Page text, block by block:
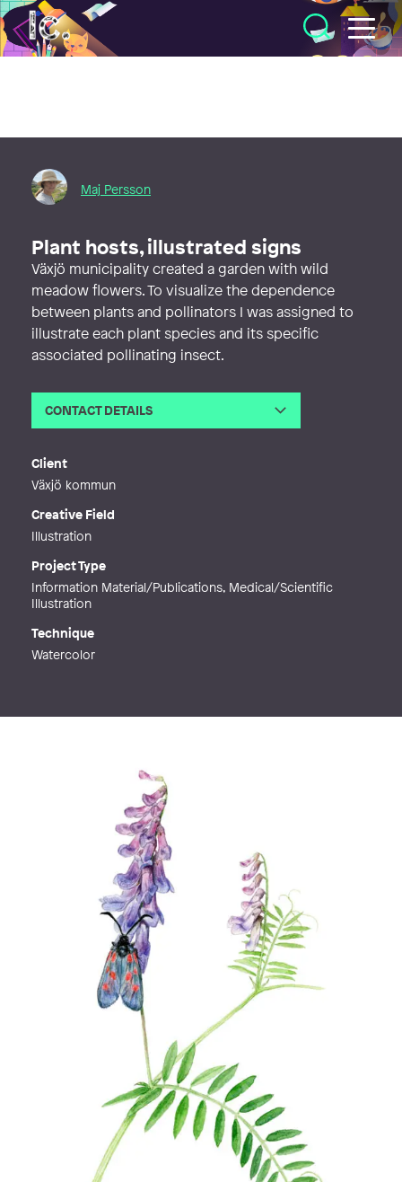
Illustratörcentrum
Maj Persson
Plant hosts, illustrated signs
Växjö municipality created a garden with wild
meadow flowers. To visualize the dependence
between plants and pollinators I was assigned to
illustrate each plant species and its specific
associated pollinating insect.
CONTACT DETAILS
Web
Client
Växjö kommun
Creative Field
Illustration
Project Type
Information Material/Publications, Medical/Scientific
Illustration
Technique
Watercolor